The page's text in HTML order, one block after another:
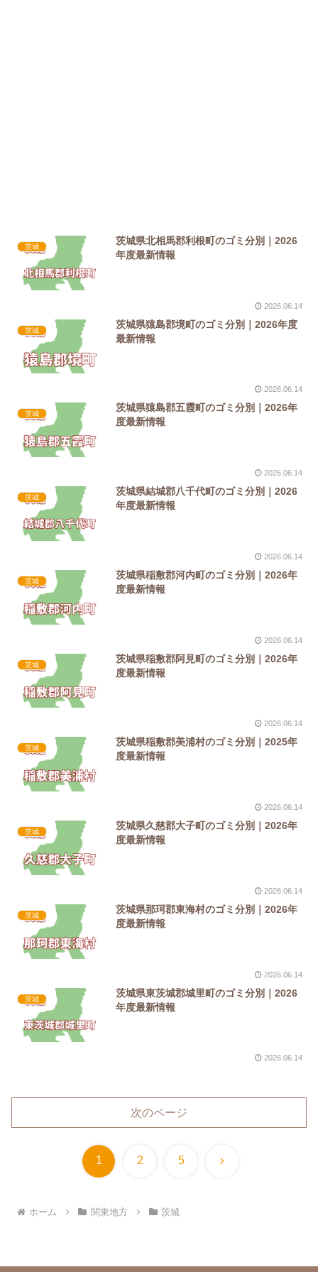
茨城
茨城県北相馬郡利根町のゴミ分別｜2026
年度最新情報
2026.06.14
茨城
茨城県猿島郡境町のゴミ分別｜2026年度
最新情報
2026.06.14
茨城
茨城県猿島郡五霞町のゴミ分別｜2026年
度最新情報
2026.06.14
茨城
茨城県結城郡八千代町のゴミ分別｜2026
年度最新情報
2026.06.14
茨城
茨城県稲敷郡河内町のゴミ分別｜2026年
度最新情報
2026.06.14
茨城
茨城県稲敷郡阿見町のゴミ分別｜2026年
度最新情報
2026.06.14
茨城
茨城県稲敷郡美浦村のゴミ分別｜2025年
度最新情報
2026.06.14
茨城
茨城県久慈郡大子町のゴミ分別｜2026年
度最新情報
2026.06.14
茨城
茨城県那珂郡東海村のゴミ分別｜2026年
度最新情報
2026.06.14
茨城
茨城県東茨城郡城里町のゴミ分別｜2026
年度最新情報
2026.06.14
次のページ
1 2 5 次
ホーム 関東地方 茨城